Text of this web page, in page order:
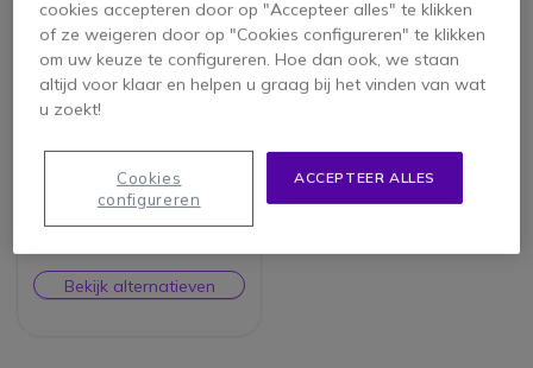
ZYXEL NR7101 5G LTE
Outdoor-router
Bekijk alternatieven
cookies accepteren door op "Accepteer alles" te klikken
of ze weigeren door op "Cookies configureren" te klikken
om uw keuze te configureren. Hoe dan ook, we staan
altijd voor klaar en helpen u graag bij het vinden van wat
u zoekt!
ACCEPTEER ALLES
Cookies
configureren